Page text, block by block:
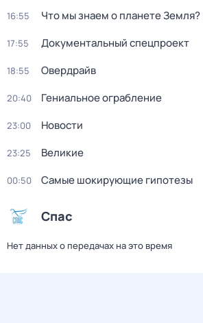
16:55 Что мы знаем о планете Земля?
17:55 Документальный спецпроект
18:55 Овердрайв
20:40 Гениальное ограбление
23:00 Новости
23:25 Великие
00:50 Самые шoкиpующие гипотезы
Спас
Нет данных о передачах на это время